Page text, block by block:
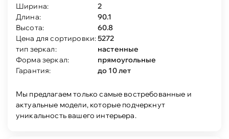
Ширина:
2
Длина:
90.1
Высота:
60.8
Цена для сортировки:5272
тип зеркал:
настенные
Форма зеркал:
прямоугольные
Гарантия:
до 10 лет
Мы предлагаем только самые востребованные и
актуальные модели, которые подчеркнут
уникальность вашего интерьера.